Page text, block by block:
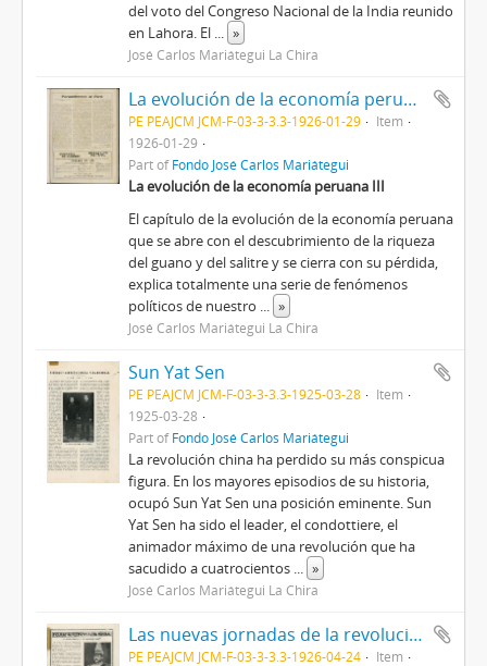
del voto del Congreso Nacional de la India reunido
en Lahora. El ... »
José Carlos Mariátegui La Chira
La evolución de la economía peruana III [Recorte de prensa]
PE PEAJCM JCM-F-03-3-3.3-1926-01-29
Item
1926-01-29
Part ofFondo José Carlos Mariátegui
La evolución de la economía peruana III
El capítulo de la evolución de la economía peruana
que se abre con el descubrimiento de la riqueza
del guano y del salitre y se cierra con su pérdida,
explica totalmente una serie de fenómenos
políticos de nuestro ... »
José Carlos Mariátegui La Chira
Sun Yat Sen
PE PEAJCM JCM-F-03-3-3.3-1925-03-28
Item
1925-03-28
Part ofFondo José Carlos Mariátegui
La revolución china ha perdido su más conspicua
figura. En los mayores episodios de su historia,
ocupó Sun Yat Sen una posición eminente. Sun
Yat Sen ha sido el leader, el condottiere, el
animador máximo de una revolución que ha
sacudido a cuatrocientos ... »
José Carlos Mariátegui La Chira
Las nuevas jornadas de la revolución china
PE PEAJCM JCM-F-03-3-3.3-1926-04-24
Item